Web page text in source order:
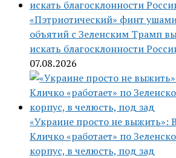
«Пэтриотический» финт
объятий с Зеленским Трамп
искать благосклонности
07.08.2026
«Украине просто не выжить»:
Кличко «работает» по
корпус, в челюсть, под зад